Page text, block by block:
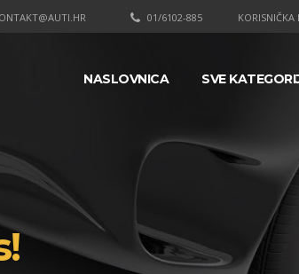
KORISNIČKA
01/6102-885
NASLOVNICA SVE